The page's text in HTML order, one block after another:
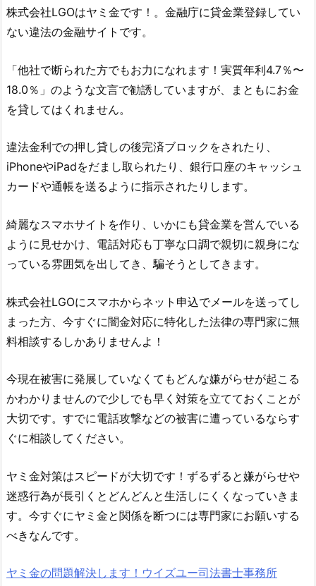
株式会社LGOはヤミ金です！。金融庁に貸金業登録してい
ない違法の金融サイトです。
「他社で断られた方でもお力になれます！実質年利4.7％〜
18.0％」のような文言 で勧誘していますが、まともにお金
を貸してはくれません。
違法金利での押し貸しの後完済ブロックをされたり、
iPhoneやiPadをだまし取られたり、銀行口座のキャッシュ
カードや通帳を送るように指示されたりします。
綺麗なスマホサイトを作り、いかにも貸金業を営んでいる
ように見せかけ、電話対応も丁寧な口調で親切に親身にな
っている雰囲気を出してき、騙そうとしてきます。
株式会社LGOにスマホからネット申込でメールを送ってし
まった方、今すぐに闇金対応に特化した法律の専門家に無
料相談するしかありませんよ！
今現在被害に発展していなくてもどんな嫌がらせが起こる
かわかりませんので少しでも早く対策を立てておくことが
大切です。すでに電話攻撃などの被害に遭っているならす
ぐに相談してください。
ヤミ金対策はスピードが大切です！ずるずると嫌がらせや
迷惑行為が長引くとどんどんと生活しにくくなっていきま
す。今すぐにヤミ金と関係を断つには専門家にお願いする
べきなんです。
ヤミ金の問題解決します！ウイズユー司法書士事務所